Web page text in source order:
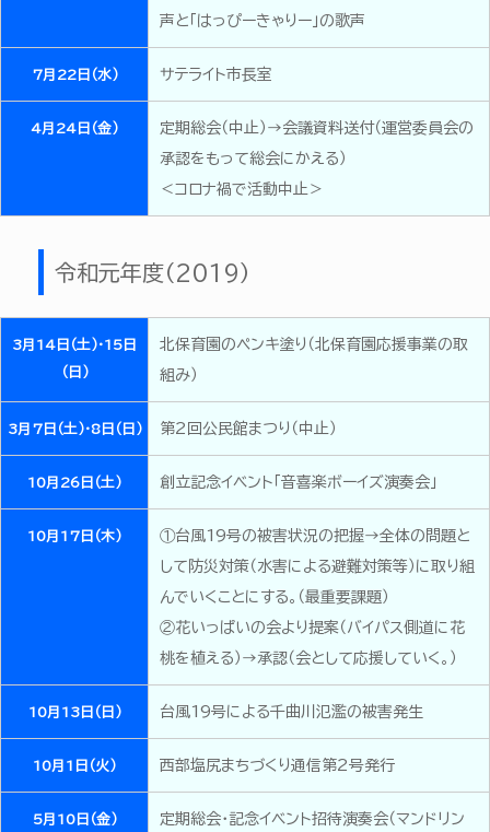
声と「はっぴーきゃりー」の歌声
7月22日（水） サテライト市長室
4月24日（金）
定期総会（中止）→会議資料送付（運営委員会の
承認をもって総会にかえる）
＜コロナ禍で活動中止＞
令和元年度（2019）
3月14日（土）・15日
（日）
北保育園のペンキ塗り（北保育園応援事業の取
組み）
3月7日（土）・8日（日） 第2回公民館まつり（中止）
10月26日（土） 創立記念イベント「音喜楽ボーイズ演奏会」
10月17日（木）
①台風19号の被害状況の把握→全体の問題と
して防災対策（水害による避難対策等）に取り組
んでいくことにする。（最重要課題）
②花いっぱいの会より提案（バイパス側道に花
桃を植える）→承認（会として応援していく。）
10月13日（日） 台風19号による千曲川氾濫の被害発生
10月1日（火） 西部塩尻まちづくり通信第2号発行
5月10日（金）
定期総会・記念イベント招待演奏会（マンドリン